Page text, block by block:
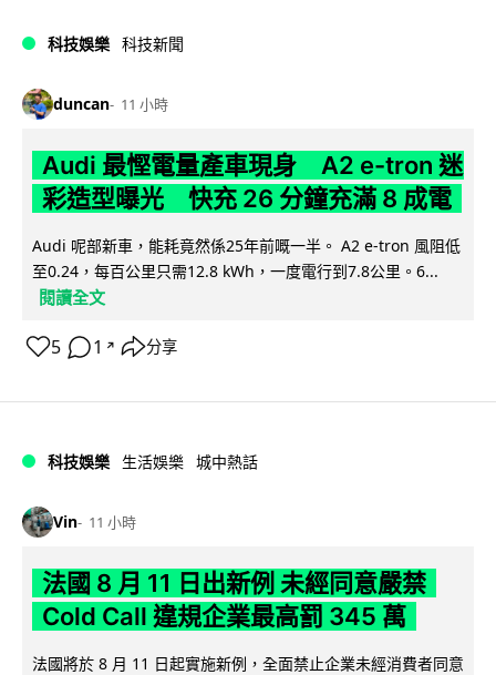
科技娛樂 科技新聞
duncan 11 小時
Audi 最慳電量產車現身 A2 e-tron 迷
彩造型曝光 快充 26 分鐘充滿 8 成電
Audi 呢部新車，能耗竟然係25年前嘅一半。 A2 e-tron 風阻低
至0.24，每百公里只需12.8 kWh，一度電行到7.8公里。6...
閱讀全文
5 1 ↗ 分享
科技娛樂 生活娛樂 城中熱話
Vin 11 小時
法國 8 月 11 日出新例 未經同意嚴禁
Cold Call 違規企業最高罰 345 萬
法國將於 8 月 11 日起實施新例，全面禁止企業未經消費者同意